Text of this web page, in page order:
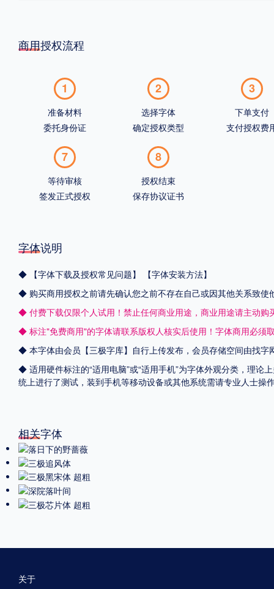
商用授权流程
1
准备材料
委托身份证
2
选择字体
确定授权类型
3
下单支付
支付授权费
7
等待审核
签发正式授权
8
授权结束
保存协议证书
字体说明
◆ 【字体下载及授权常见问题】
【字体安装方法】
◆ 购买商用授权之前请先确认您之前不存在自己或因其他关系致使
◆ 付费下载仅限个人试用！禁止任何商业用途，商业用途请主动购
◆ 标注"免费商用"的字体请联系版权人核实后使用！字体商用必须
◆ 本字体由会员【三极字库】自行上传发布，会员存储空间由找
◆ 适用硬件标注的“适用电脑”或“适用手机”为字体外观分类，理论
统上进行了测试，装到手机等移动设备或其他系统需请专业人士
相关字体
关于